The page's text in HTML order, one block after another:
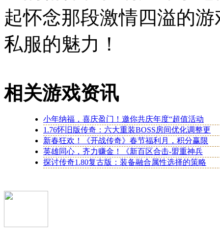
起怀念那段激情四溢的
私服的魅力！
相关游戏资讯
小年纳福，喜庆盈门！邀你共庆年度“超值活动
1.76怀旧版传奇：六大重装BOSS房间优化调整更
新春狂欢！《开战传奇》春节福利月，积分赢限
英雄同心，齐力赚金！《新百区合击-盟重神兵
探讨传奇1.80复古版：装备融合属性选择的策略